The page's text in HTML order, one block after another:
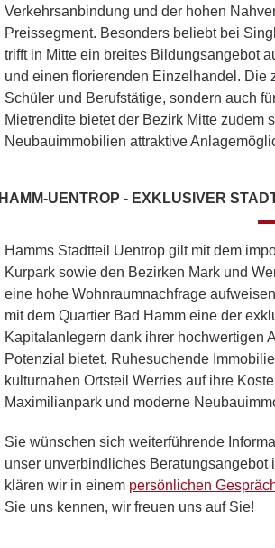
Verkehrsanbindung und der hohen
Preissegment. Besonders beliebt bei
trifft in Mitte ein breites Bildungsangebot
und einen florierenden Einzelhandel. Die
Schüler und Berufstätige, sondern auch
Mietrendite bietet der Bezirk Mitte zudem
Neubauimmobilien attraktive
HAMM-UENTROP - EXKLUSIVER
Hamms Stadtteil Uentrop gilt mit dem
Kurpark sowie den Bezirken Mark und
eine hohe Wohnraumnachfrage
mit dem Quartier Bad Hamm eine der
Kapitalanlegern dank ihrer hochwertigen
Potenzial bietet. Ruhesuchende
kulturnahen Ortsteil Werries auf ihre
Maximilianpark und moderne
Sie wünschen sich weiterführende
unser unverbindliches Beratungsangebot
klären wir in einem persönlichen
Sie uns kennen, wir freuen uns auf Sie!